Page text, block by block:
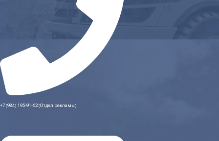
+7 (984) 195-91-62 (Отдел рекламы)